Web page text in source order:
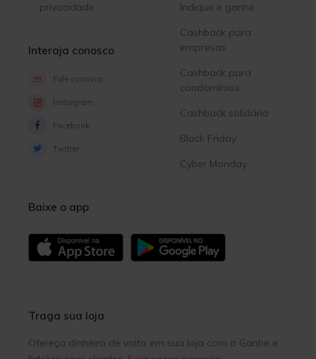
privacidade
Interaja conosco
Fale conosco
Instagram
Facebook
Twitter
Indique e ganhe
Cashback para
empresas
Cashback para
condomínios
Cashback solidário
Black Friday
Cyber Monday
Baixe o app
Traga sua loja
Ofereça dinheiro de volta em sua loja com o Ganhe e